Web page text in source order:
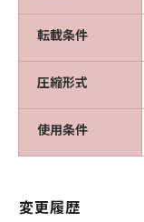
転載条件
圧縮形式
使用条件
変更履歴